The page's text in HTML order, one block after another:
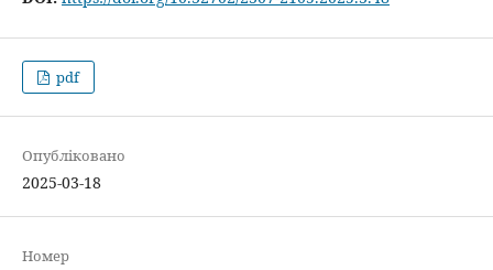
pdf
Опубліковано
2025-03-18
Номер